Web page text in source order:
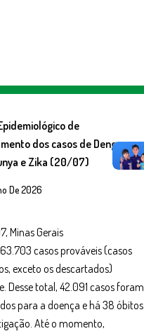
de
dos casos de Dengue,
e Zika (20/07)
De 2026
Minas Gerais
casos prováveis (casos
exceto os descartados)
Desse total, 42.091 casos foram
para a doença e há 38 óbitos
Até o momento,